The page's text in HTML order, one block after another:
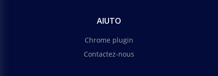
AIUTO
Chrome plugin
Contactez-nous